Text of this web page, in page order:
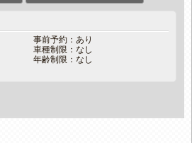
事前予約：あり
車種制限：なし
年齢制限：なし